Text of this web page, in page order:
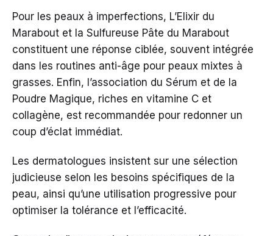
Pour les peaux à imperfections, L’Elixir du
Marabout et la Sulfureuse Pâte du Marabout
constituent une réponse ciblée, souvent intégrée
dans les routines anti-âge pour peaux mixtes à
grasses. Enfin, l’association du Sérum et de la
Poudre Magique, riches en vitamine C et
collagène, est recommandée pour redonner un
coup d’éclat immédiat.
Les dermatologues insistent sur une sélection
judicieuse selon les besoins spécifiques de la
peau, ainsi qu’une utilisation progressive pour
optimiser la tolérance et l’efficacité.